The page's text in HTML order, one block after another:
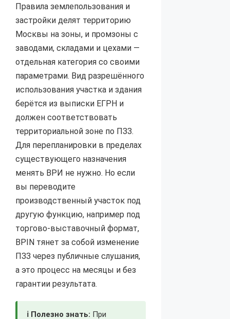
Правила землепользования и
застройки делят территорию
Москвы на зоны, и промзоны с
заводами, складами и цехами —
отдельная категория со своими
параметрами. Вид разрешённого
использования участка и здания
берётся из выписки ЕГРН и
должен соответствовать
территориальной зоне по ПЗЗ.
Для перепланировки в пределах
существующего назначения
менять ВРИ не нужно. Но если
вы переводите
производственный участок под
другую функцию, например под
торгово-выставочный формат,
ВРIN тянет за собой изменение
ПЗЗ через публичные слушания,
а это процесс на месяцы и без
гарантии результата.
ℹ️ Полезно знать: При